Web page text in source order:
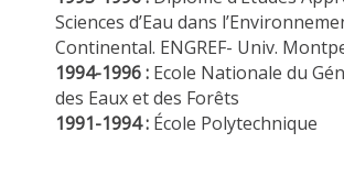
Sciences d’Eau dans
Continental. ENGREF- Univ.
1994-1996 : Ecole Nationale du
des Eaux et des Forêts
1991-1994 : École Polytechnique